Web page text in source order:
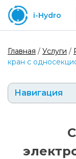
i-Hydro
Главная / Услуги /
кран с
Навигация